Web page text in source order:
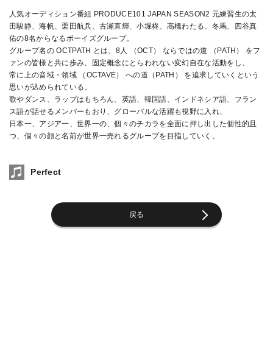
人気オーディション番組 PRODUCE101 JAPAN SEASON2 元練習生の太
田駿静、海帆、栗田航兵、古瀬直輝、小堀柊、高橋わたる、冬馬、四谷真
佑の8名からなるボーイズグループ。
グループ名の OCTPATH とは、8人 （OCT） ならではの道 （PATH） をフ
ァンの皆様と共に歩み、固定概念にとらわれない変幻自在な活動をし、
常に上の音域・領域 （OCTAVE） への道（PATH） を追求していくという
思いが込められている。
歌やダンス、ラップはもちろん、英語、韓国語、インドネシア語、フラン
ス語が話せるメンバーもおり、グローバルな活躍も視野に入れ、
日本一、アジア一、世界一の、個々のチカラを全面に押し出した個性的且
つ、個々の顔と名前が世界一売れるグループを目指していく。
Perfect
戻る